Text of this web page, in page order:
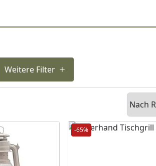
Weitere Filter
Sortieren
-65%